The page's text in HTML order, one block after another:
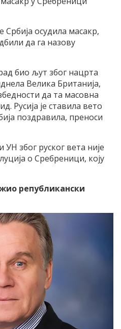
Србија осудила масакр,
да га назову
био љут због нацрта
Велика Британија,
да та масовна
Русија је ставила вето
поздравила, преноси
УН због руског вета није
о Сребреници, коју
републикански